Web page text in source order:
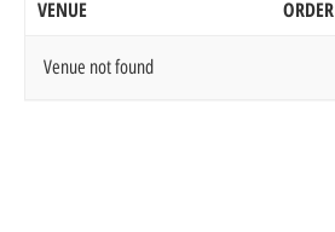
ORDER
VENUE
Venue not found